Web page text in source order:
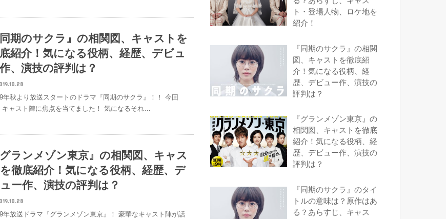
同期のサクラ』の相関図、キャストを
紹介！気になる役柄、経歴、デビュ
、演技の評判は？
年秋より放送スタートのドラマ『同期のサクラ』！！ 今回
キャスト陣に焦点を当てました！ 気になるそれ…
グランメゾン東京』の相関図、キャス
を徹底紹介！気になる役柄、経歴、デ
ー作、演技の評判は？
年放送ドラマ『グランメゾン東京』！ 豪華なキャスト陣が話
ト・登場人物、ロケ地を
紹介！
『同期のサクラ』の相関
図、キャストを徹底紹
介！気になる役柄、経
歴、デビュー作、演技の
評判は？
『グランメゾン東京』の
相関図、キャストを徹底
紹介！気になる役柄、経
歴、デビュー作、演技の
評判は？
『同期のサクラ』のタイ
トルの意味は？原作はあ
る？あらすじ、キャス